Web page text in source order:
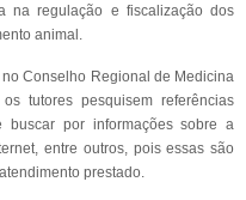
na regulação e fiscalização dos
animal.
Conselho Regional de Medicina
tutores pesquisem referências
por informações sobre a
entre outros, pois essas são
prestado.